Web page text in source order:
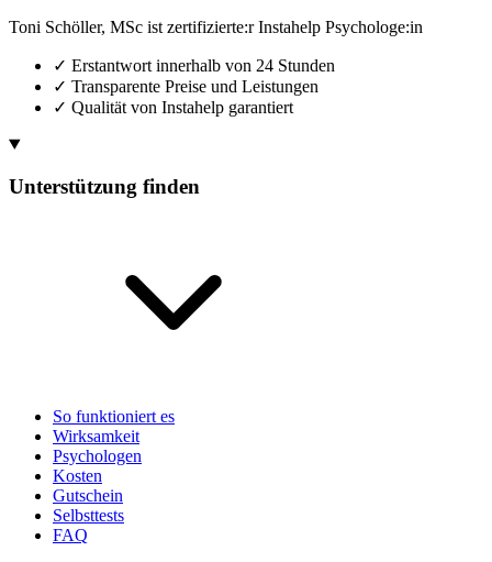
Toni Schöller, MSc ist zertifizierte:r Instahelp Psychologe:in
✓ Erstantwort innerhalb von 24 Stunden
✓ Transparente Preise und Leistungen
✓ Qualität von Instahelp garantiert
Unterstützung finden
So funktioniert es
Wirksamkeit
Psychologen
Kosten
Gutschein
Selbsttests
FAQ